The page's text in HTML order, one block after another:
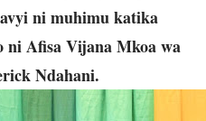
ni muhimu katika
ni Afisa Vijana Mkoa wa
Ndahani.